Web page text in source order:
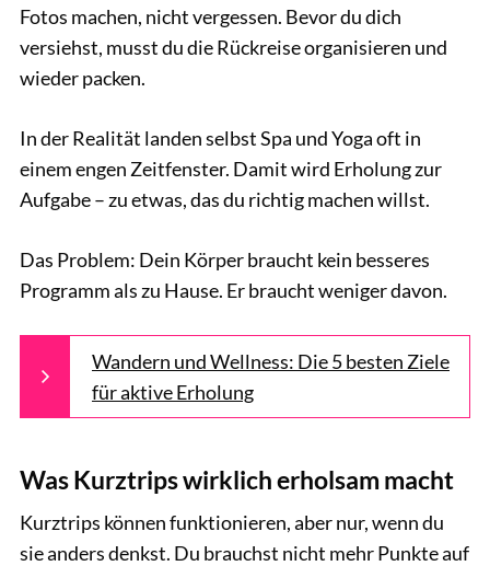
Fotos machen, nicht vergessen. Bevor du dich
versiehst, musst du die Rückreise organisieren und
wieder packen.
In der Realität landen selbst Spa und Yoga oft in
einem engen Zeitfenster. Damit wird Erholung zur
Aufgabe – zu etwas, das du richtig machen willst.
Das Problem: Dein Körper braucht kein besseres
Programm als zu Hause. Er braucht weniger davon.
Wandern und Wellness: Die 5 besten Ziele
für aktive Erholung
Was Kurztrips wirklich erholsam macht
Kurztrips können funktionieren, aber nur, wenn du
sie anders denkst. Du brauchst nicht mehr Punkte auf